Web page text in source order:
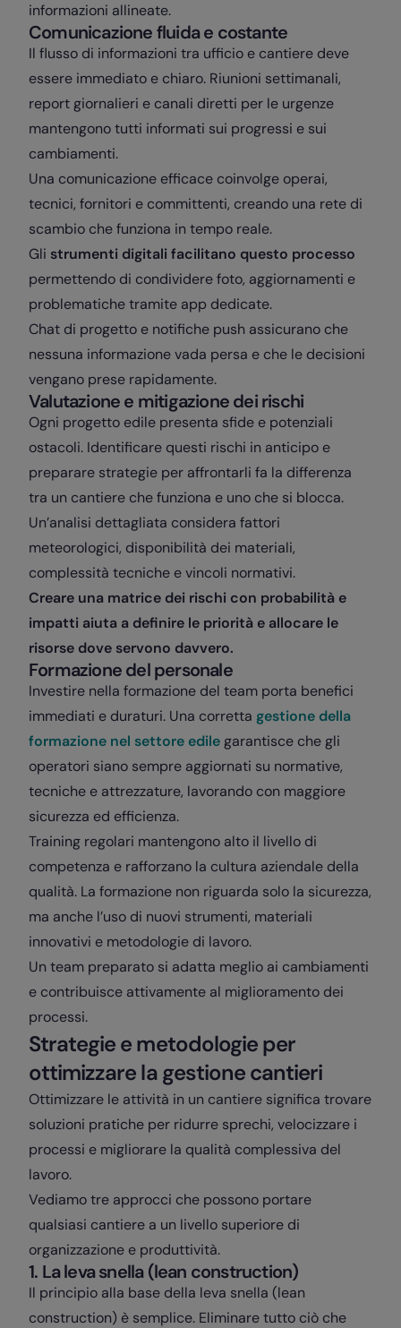
informazioni allineate.
Comunicazione fluida e costante
Il flusso di informazioni tra ufficio e cantiere deve
essere immediato e chiaro. Riunioni settimanali,
report giornalieri e canali diretti per le urgenze
mantengono tutti informati sui progressi e sui
cambiamenti.
Una comunicazione efficace coinvolge operai,
tecnici, fornitori e committenti, creando una rete di
scambio che funziona in tempo reale.
Gli strumenti digitali facilitano questo processo
permettendo di condividere foto, aggiornamenti e
problematiche tramite app dedicate.
Chat di progetto e notifiche push assicurano che
nessuna informazione vada persa e che le decisioni
vengano prese rapidamente.
Valutazione e mitigazione dei rischi
Ogni progetto edile presenta sfide e potenziali
ostacoli. Identificare questi rischi in anticipo e
preparare strategie per affrontarli fa la differenza
tra un cantiere che funziona e uno che si blocca.
Un’analisi dettagliata considera fattori
meteorologici, disponibilità dei materiali,
complessità tecniche e vincoli normativi.
Creare una matrice dei rischi con probabilità e
impatti aiuta a definire le priorità e allocare le
risorse dove servono davvero.
Formazione del personale
Investire nella formazione del team porta benefici
immediati e duraturi. Una corretta gestione della
formazione nel settore edile garantisce che gli
operatori siano sempre aggiornati su normative,
tecniche e attrezzature, lavorando con maggiore
sicurezza ed efficienza.
Training regolari mantengono alto il livello di
competenza e rafforzano la cultura aziendale della
qualità. La formazione non riguarda solo la sicurezza,
ma anche l’uso di nuovi strumenti, materiali
innovativi e metodologie di lavoro.
Un team preparato si adatta meglio ai cambiamenti
e contribuisce attivamente al miglioramento dei
processi.
Strategie e metodologie per
ottimizzare la gestione cantieri
Ottimizzare le attività in un cantiere significa trovare
soluzioni pratiche per ridurre sprechi, velocizzare i
processi e migliorare la qualità complessiva del
lavoro.
Vediamo tre approcci che possono portare
qualsiasi cantiere a un livello superiore di
organizzazione e produttività.
1. La leva snella (lean construction)
Il principio alla base della leva snella (lean
construction) è semplice. Eliminare tutto ciò che